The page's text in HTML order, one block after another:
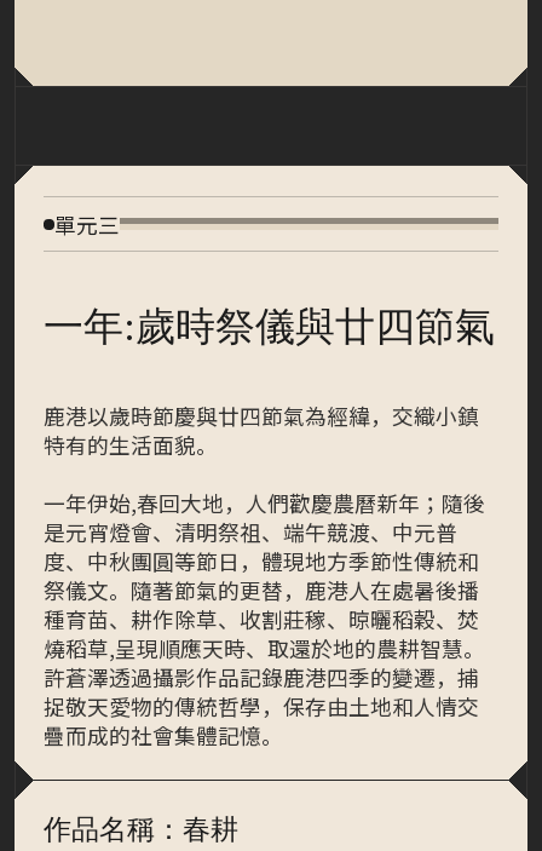
單元三
一年:歲時祭儀與廿四節氣
鹿港以歲時節慶與廿四節氣為經緯，交織小鎮
特有的生活面貌。
一年伊始,春回大地，人們歡慶農曆新年；隨後
是元宵燈會、清明祭祖、端午競渡、中元普
度、中秋團圓等節日，體現地方季節性傳統和
祭儀文。隨著節氣的更替，鹿港人在處暑後播
種育苗、耕作除草、收割莊稼、晾曬稻穀、焚
燒稻草,呈現順應天時、取還於地的農耕智慧。
許蒼澤透過攝影作品記錄鹿港四季的變遷，捕
捉敬天愛物的傳統哲學，保存由土地和人情交
疊而成的社會集體記憶。
作品名稱：春耕